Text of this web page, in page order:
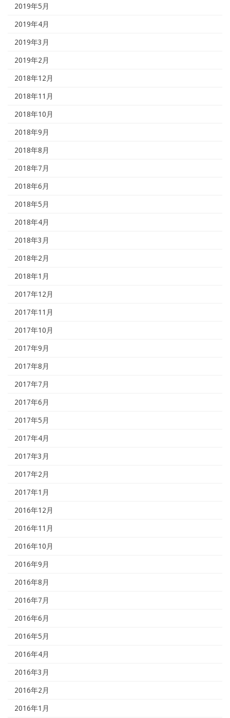
2019年5月
2019年4月
2019年3月
2019年2月
2018年12月
2018年11月
2018年10月
2018年9月
2018年8月
2018年7月
2018年6月
2018年5月
2018年4月
2018年3月
2018年2月
2018年1月
2017年12月
2017年11月
2017年10月
2017年9月
2017年8月
2017年7月
2017年6月
2017年5月
2017年4月
2017年3月
2017年2月
2017年1月
2016年12月
2016年11月
2016年10月
2016年9月
2016年8月
2016年7月
2016年6月
2016年5月
2016年4月
2016年3月
2016年2月
2016年1月